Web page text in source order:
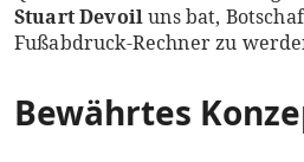
Stuart Devoiluns bat,
Fußabdruck-Rechner zu
Bewährtes